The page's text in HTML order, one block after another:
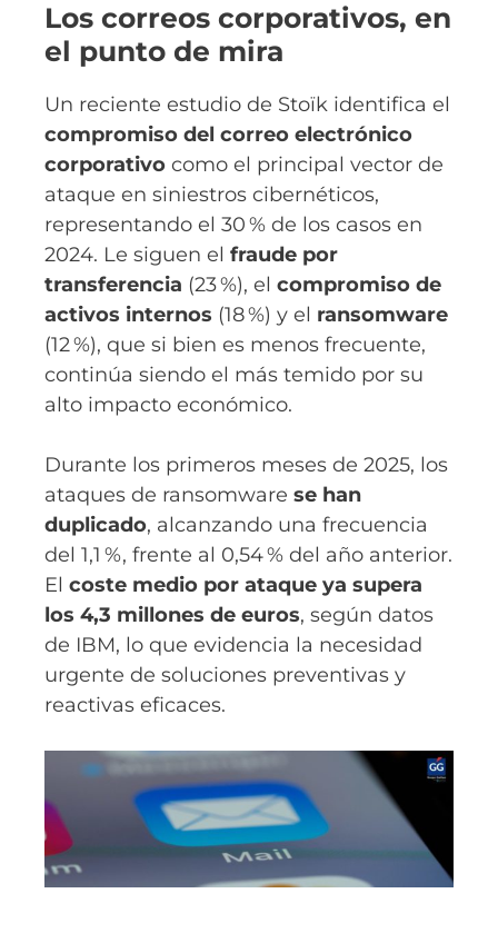
Los correos corporativos, en
el punto de mira
Un reciente estudio de Stoïk identifica el
compromiso del correo electrónico
corporativo como el principal vector de
ataque en siniestros cibernéticos,
representando el 30 % de los casos en
2024. Le siguen el fraude por
transferencia (23 %), el compromiso de
activos internos (18 %) y el ransomware
(12 %), que si bien es menos frecuente,
continúa siendo el más temido por su
alto impacto económico.
Durante los primeros meses de 2025, los
ataques de ransomware se han
duplicado, alcanzando una frecuencia
del 1,1 %, frente al 0,54 % del año anterior.
El coste medio por ataque ya supera
los 4,3 millones de euros, según datos
de IBM, lo que evidencia la necesidad
urgente de soluciones preventivas y
reactivas eficaces.